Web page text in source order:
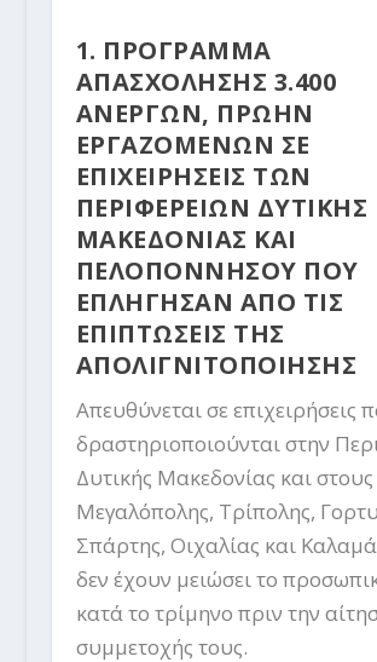
1. ΠΡΟΓΡΑΜΜΑ
ΑΠΑΣΧΟΛΗΣΗΣ 3.400
ΑΝΕΡΓΩΝ, ΠΡΩΗΝ
ΕΡΓΑΖΟΜΕΝΩΝ ΣΕ
ΕΠΙΧΕΙΡΗΣΕΙΣ ΤΩΝ
ΠΕΡΙΦΕΡΕΙΩΝ ΔΥΤΙΚΗΣ
ΜΑΚΕΔΟΝΙΑΣ ΚΑΙ
ΠΕΛΟΠΟΝΝΗΣΟΥ ΠΟΥ
ΕΠΛΗΓΗΣΑΝ ΑΠΟ ΤΙΣ
ΕΠΙΠΤΩΣΕΙΣ ΤΗΣ
ΑΠΟΛΙΓΝΙΤΟΠΟΙΗΣΗΣ
Απευθύνεται σε επιχειρήσεις
δραστηριοποιούνται στην
Δυτικής Μακεδονίας και
Μεγαλόπολης, Τρίπολης,
Σπάρτης, Οιχαλίας και
δεν έχουν μειώσει το
κατά το τρίμηνο πριν την
συμμετοχής τους.